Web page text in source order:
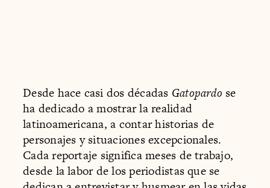
Desde hace casi dos décadas Gatopardo se
ha dedicado a mostrar la realidad
latinoamericana, a contar historias de
personajes y situaciones excepcionales.
Cada reportaje significa meses de trabajo,
desde la labor de los periodistas que se